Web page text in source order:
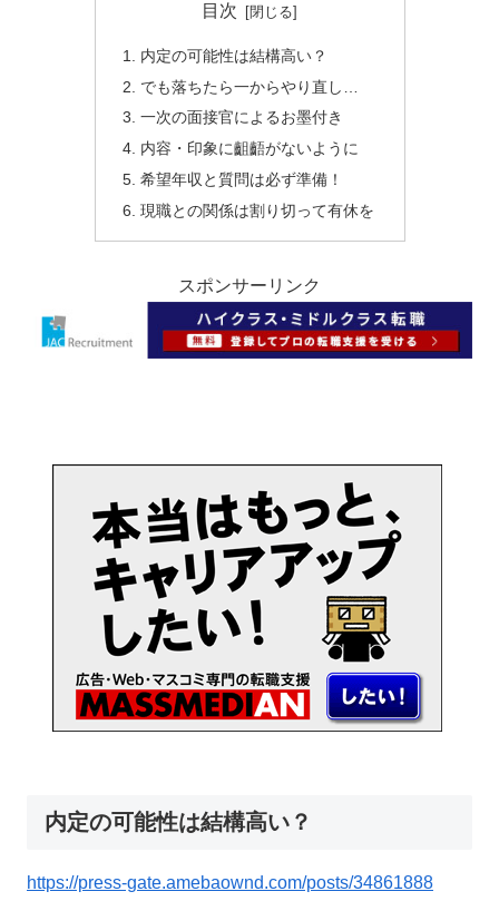
目次
内定の可能性は結構高い？
でも落ちたら一からやり直し…
一次の面接官によるお墨付き
内容・印象に齟齬がないように
希望年収と質問は必ず準備！
現職との関係は割り切って有休を
スポンサーリンク
内定の可能性は結構高い？
https://press-gate.amebaownd.com/posts/34861888